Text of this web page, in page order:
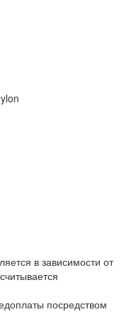
в зависимости от
посредством